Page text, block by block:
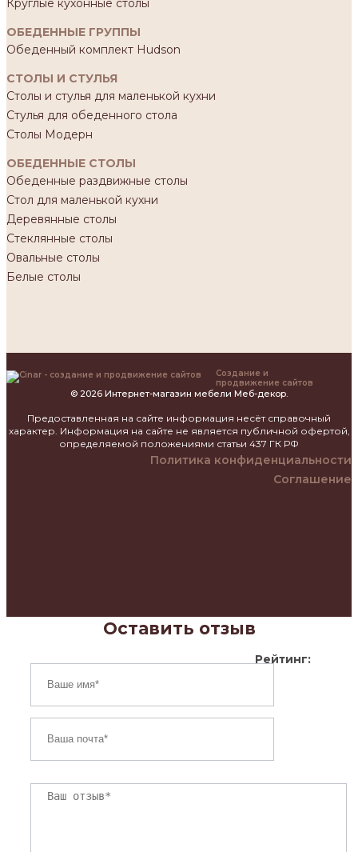
Круглые кухонные столы
ОБЕДЕННЫЕ ГРУППЫ
Обеденный комплект Hudson
СТОЛЫ И СТУЛЬЯ
Столы и стулья для маленькой кухни
Стулья для обеденного стола
Столы Модерн
ОБЕДЕННЫЕ СТОЛЫ
Обеденные раздвижные столы
Стол для маленькой кухни
Деревянные столы
Стеклянные столы
Овальные столы
Белые столы
Создание и
продвижение сайтов
© 2026 Интернет-магазин мебели Меб-декор.
Предоставленная на сайте информация несёт справочный
характер. Информация на сайте не является публичной офертой,
определяемой положениями статьи 437 ГК РФ
Политика конфиденциальности
Соглашение
Оставить отзыв
Рейтинг: